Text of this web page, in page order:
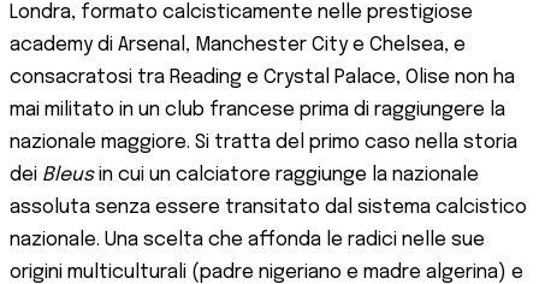
Londra, formato calcisticamente nelle prestigiose
academy di Arsenal, Manchester City e Chelsea, e
consacratosi tra Reading e Crystal Palace, Olise non ha
mai militato in un club francese prima di raggiungere la
nazionale maggiore. Si tratta del primo caso nella storia
dei Bleusin cui un calciatore raggiunge la nazionale
assoluta senza essere transitato dal sistema calcistico
nazionale. Una scelta che affonda le radici nelle sue
origini multiculturali (padre nigeriano e madre algerina) e